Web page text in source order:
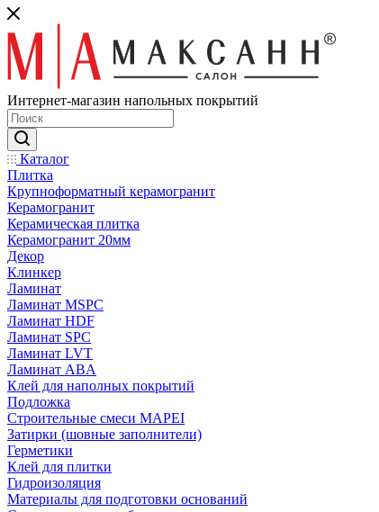
Интернет-магазин напольных покрытий
Каталог
Плитка
Крупноформатный керамогранит
Керамогранит
Керамическая плитка
Керамогранит 20мм
Декор
Клинкер
Ламинат
Ламинат MSPC
Ламинат HDF
Ламинат SPC
Ламинат LVT
Ламинат ABA
Клей для наполных покрытий
Подложка
Строительные смеси MAPEI
Затирки (шовные заполнители)
Герметики
Клей для плитки
Гидроизоляция
Материалы для подготовки оснований